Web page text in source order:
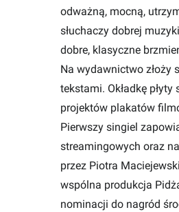
odważną, mocną,
słuchaczy dobrej
dobre, klasyczne
Na wydawnictwo złoży
tekstami. Okładkę
projektów plakatów
Pierwszy singiel
streamingowych oraz
przez Piotra
wspólna produkcja
nominacji do nagród